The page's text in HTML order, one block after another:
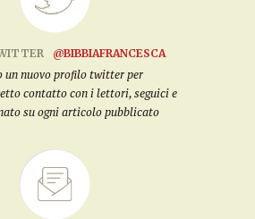
@BIBBIAFRANCESCA
un nuovo profilo twitter per
contatto con i lettori, seguici e
su ogni articolo pubblicato